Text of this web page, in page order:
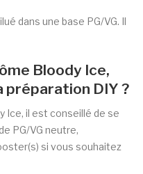
dans une base PG/VG. Il
Bloody Ice,
préparation DIY ?
Ice, il est conseillé de se
PG/VG neutre,
si vous souhaitez